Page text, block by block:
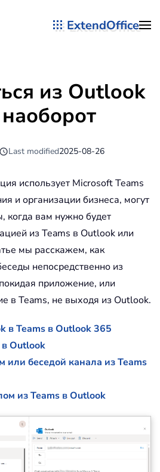
ExtendOffice
из Outlook
Last modified2025-08-26
использует Microsoft Teams
и организации бизнеса, могут
когда вам нужно будет
из Teams в Outlook или
мы расскажем, как
непосредственно из
приложение, или
в Teams, не выходя из Outlook.
в Teams в Outlook 365
Outlook
или беседой канала из Teams
из Teams в Outlook